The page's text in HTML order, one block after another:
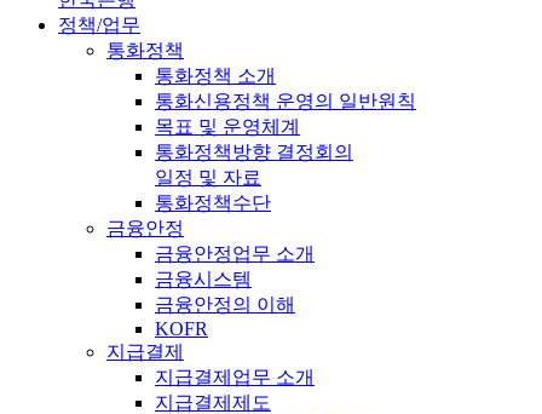
정책/업무
통화정책
통화정책 소개
통화신용정책 운영의 일반원칙
목표 및 운영체계
통화정책방향 결정회의
일정 및 자료
통화정책수단
금융안정
금융안정업무 소개
금융시스템
금융안정의 이해
KOFR
지급결제
지급결제업무 소개
지급결제제도